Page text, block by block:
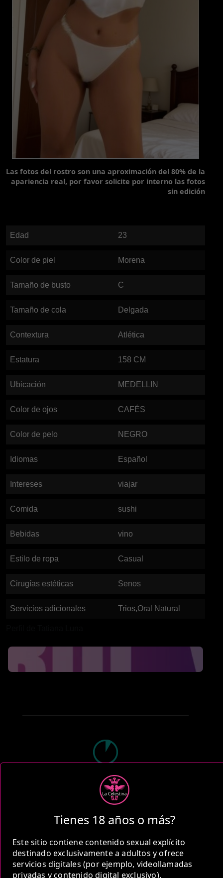
Tienes 18 años o más?
Este sitio contiene contenido sexual explícito
destinado exclusivamente a adultos y ofrece
servicios digitales (por ejemplo, videollamadas
privadas y contenido digital exclusivo).
Las fotos del rostro son una aproximación del 80% de la
apariencia real, por favor solicite por interno las fotos
sin edición
Edad 23
Color de piel Morena
Tamaño de busto C
Tamaño de cola Delgada
Contextura Atlética
Estatura 158 CM
Ubicación MEDELLIN
Color de ojos CAFÉS
Color de pelo NEGRO
Idiomas Español
Intereses viajar
Comida sushi
Bebidas vino
Estilo de ropa Casual
Cirugías estéticas Senos
Servicios adicionales Trios,Oral Natural
1 Hora
COP 400,000.00
2 Horas